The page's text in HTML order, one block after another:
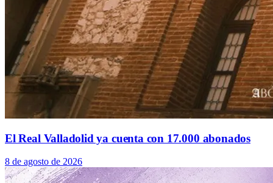
El Real Valladolid ya cuenta con 17.000 abonados
8 de agosto de 2026